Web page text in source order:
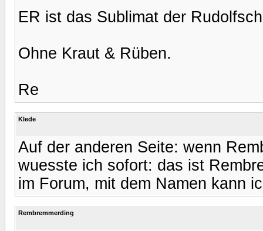
ER ist das Sublimat der
Ohne Kraut & Rüben.
Re
Klede
Auf der anderen Seite: wenn
wuesste ich sofort: das ist
im Forum, mit dem Namen kann
Rembremmerding